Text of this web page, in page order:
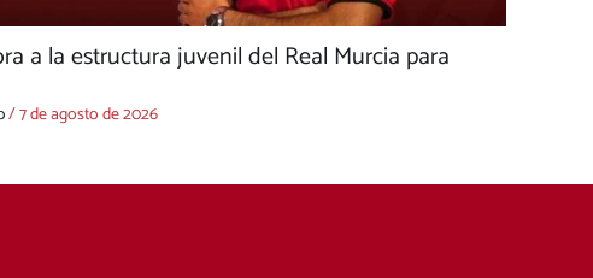
a la estructura juvenil del Real Murcia para
/7 de agosto de 2026